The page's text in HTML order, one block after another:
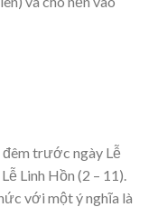
trước ngày Lễ
Linh Hồn (2 – 11).
với một ý nghĩa là